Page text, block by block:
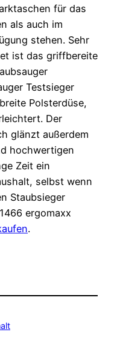
für das
als auch im
stehen. Sehr
ist das griffbereite
Testsieger
Polsterdüse,
Der
glänzt außerdem
hochwertigen
Zeit ein
selbst wenn
Staubsieger
ergomaxx
.